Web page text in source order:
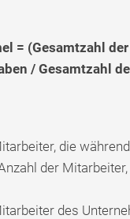
= (Gesamtzahl
/ Gesamtzahl
die
der
des